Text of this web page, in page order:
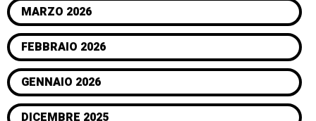
MARZO 2026
FEBBRAIO 2026
GENNAIO 2026
DICEMBRE 2025